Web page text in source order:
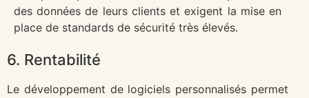
des données de leurs clients et exigent la mise en
place de standards de sécurité très élevés.
6. Rentabilité
Le développement de logiciels personnalisés permet